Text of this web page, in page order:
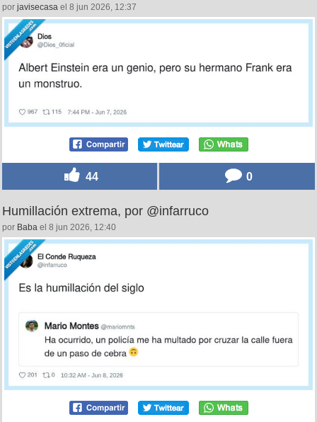
por javisecasa el 8 jun 2026, 12:37
44 0
Humillación extrema, por @infarruco
por Baba el 8 jun 2026, 12:40